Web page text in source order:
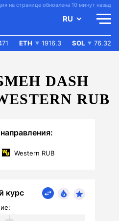
на странице обновлена 10 минут назад
RU
ETH 1916.3 SOL 76.32
DASH
RUB
Western RUB
курс